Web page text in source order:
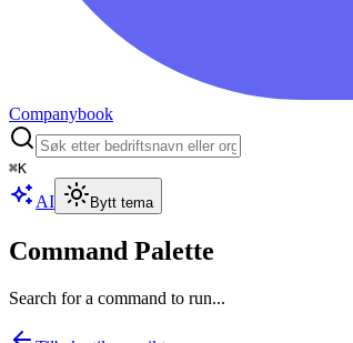
Companybook
⌘K
AI Bytt tema
Command Palette
Search for a command to run...